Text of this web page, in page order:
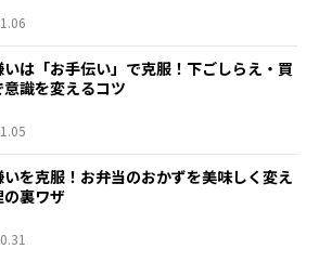
は「お手伝い」で克服！下ごしらえ・買
意識を変えるコツ
を克服！お弁当のおかずを美味しく変え
の裏ワザ